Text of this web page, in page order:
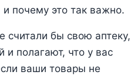
и почему это так важно.
считали бы свою аптеку,
и полагают, что у вас
ваши товары не